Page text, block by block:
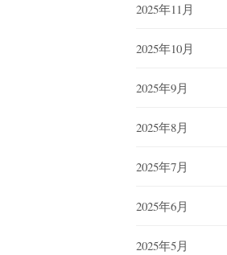
2025年11月
2025年10月
2025年9月
2025年8月
2025年7月
2025年6月
2025年5月